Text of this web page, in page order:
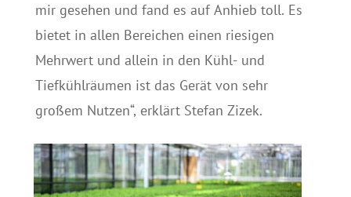
mir gesehen und fand es auf Anhieb toll. Es
bietet in allen Bereichen einen riesigen
Mehrwert und allein in den Kühl- und
Tiefkühlräumen ist das Gerät von sehr
großem Nutzen“, erklärt Stefan Zizek.